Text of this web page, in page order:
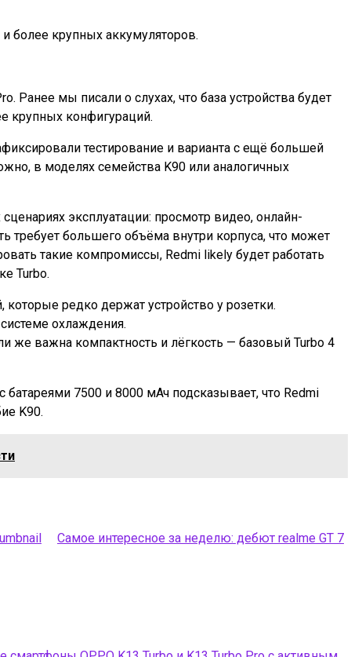
более крупных аккумуляторов.
Ранее мы писали о слухах, что база устройства будет
крупных конфигураций.
тестирование и варианта с ещё большей
в моделях семейства K90 или аналогичных
эксплуатации: просмотр видео, онлайн-
требует большего объёма внутри корпуса, что может
такие компромиссы, Redmi likely будет работать
Turbo.
редко держат устройство у розетки.
охлаждения.
же важна компактность и лёгкость — базовый Turbo 4
7500 и 8000 мАч подсказывает, что Redmi
K90.
Самое интересное за неделю: дебют realme GT 7